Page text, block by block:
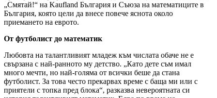
„Смятай!“ на Kaufland България и Съюза на математиците в
България, която цели да внесе повече яснота около
приемането на еврото.
От футболист до математик
Любовта на талантливият младеж към числата обаче не е
свързана с най-ранното му детство. „Като дете съм имал
много мечти, но най-голяма от всички беше да стана
футболист. За това често прекарвах време с баща ми или с
приятели с топка пред блока“, разказва невероятната си